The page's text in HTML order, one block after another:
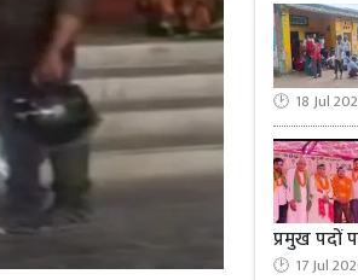
18 Jul
प्रमुख पदों
17 Jul